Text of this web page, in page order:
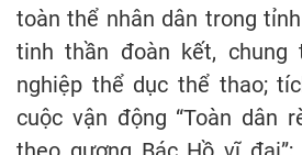
toàn thể nhân dân trong
tinh thần đoàn kết,
nghiệp thể dục thể thao;
cuộc vận động “Toàn dân